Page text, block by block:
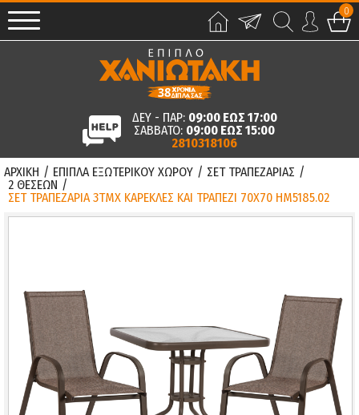
0
ΔΕΥ - ΠΑΡ: 09:00 ΕΩΣ 17:00
ΣΑΒΒΑΤΟ: 09:00 ΕΩΣ 15:00
2810318106
ΑΡΧΙΚΗ / ΕΠΙΠΛΑ ΕΞΩΤΕΡΙΚΟΥ ΧΩΡΟΥ / ΣΕΤ ΤΡΑΠΕΖΑΡΙΑΣ /
2 ΘΕΣΕΩΝ /
ΣΕΤ ΤΡΑΠΕΖΑΡΙΑ 3ΤΜΧ ΚΑΡΕΚΛΕΣ ΚΑΙ ΤΡΑΠΕΖΙ 70Χ70 HM5185.02